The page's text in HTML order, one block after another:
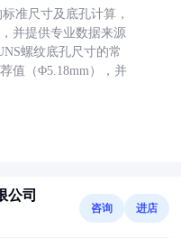
准尺寸及底孔计算，
并提供专业数据来源
螺纹底孔尺寸的常
值（Φ5.18mm），并
公司
咨询 进店